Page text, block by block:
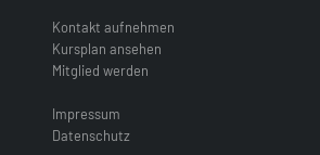
Kontakt aufnehmen
Kursplan ansehen
Mitglied werden
Impressum
Datenschutz